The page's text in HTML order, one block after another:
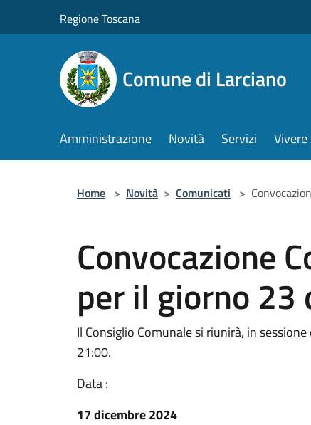
Regione Toscana
Comune di Larciano
Amministrazione Novità Servizi
Home > Novità > Comunicati >
Convocazione
per il giorno
Il Consiglio Comunale si riunirà, in
21:00.
Data :
17 dicembre 2024